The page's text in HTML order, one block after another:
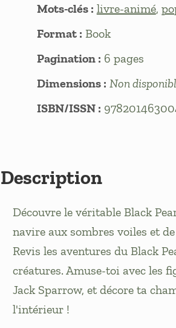
Mots-clés : livre-animé,
Format : Book
Pagination : 6 pages
Dimensions : Non
ISBN/ISSN :
Description
Découvre le véritable Black
navire aux sombres voiles et
Revis les aventures du Black
créatures. Amuse-toi avec les
Jack Sparrow, et décore ta
l'intérieur !